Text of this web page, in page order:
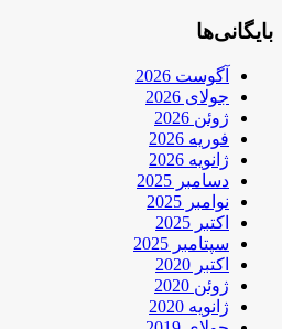
بایگانی‌ها
آگوست 2026
جولای 2026
ژوئن 2026
فوریه 2026
ژانویه 2026
دسامبر 2025
نوامبر 2025
اکتبر 2025
سپتامبر 2025
اکتبر 2020
ژوئن 2020
ژانویه 2020